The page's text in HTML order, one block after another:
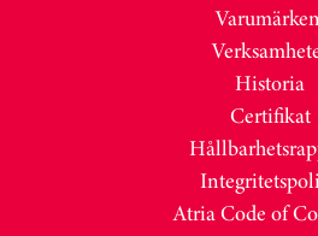
Varumärken
Historia
Certifikat
Atria Code of